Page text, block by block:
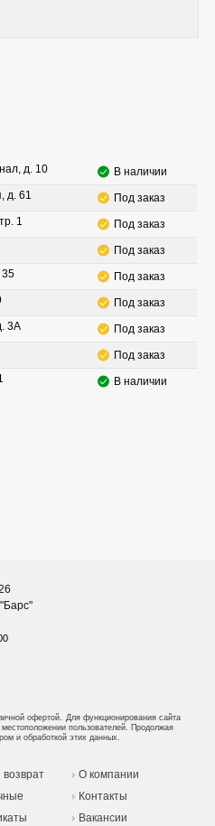
д. 10
В наличии
д. 61
Под заказ
1
Под заказ
Под заказ
35
Под заказ
Под заказ
3А
Под заказ
Под заказ
В наличии
офертой. Для функционирования сайта
пользователей. Продолжая
и обработкой этих данных.
О компании
Контакты
Вакансии